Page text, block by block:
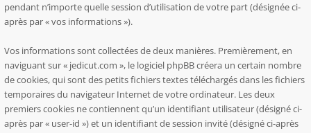
pendant n’importe quelle session d’utilisation de votre part (désignée ci-
après par « vos informations »).
Vos informations sont collectées de deux manières. Premièrement, en
naviguant sur « jedicut.com », le logiciel phpBB créera un certain nombre
de cookies, qui sont des petits fichiers textes téléchargés dans les fichiers
temporaires du navigateur Internet de votre ordinateur. Les deux
premiers cookies ne contiennent qu’un identifiant utilisateur (désigné ci-
après par « user-id ») et un identifiant de session invité (désigné ci-après